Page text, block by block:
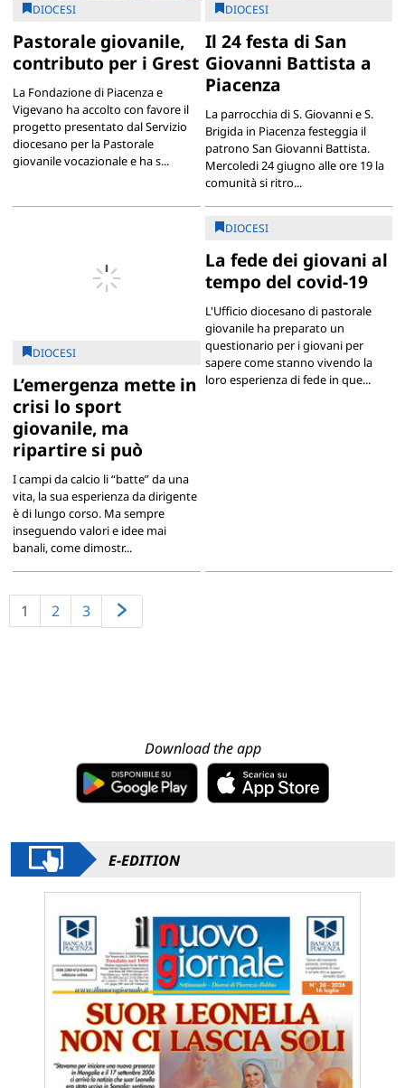
DIOCESI
Pastorale giovanile,
contributo per i Grest
La Fondazione di Piacenza e
Vigevano ha accolto con favore il
progetto presentato dal Servizio
diocesano per la Pastorale
giovanile vocazionale e ha s...
DIOCESI
Il 24 festa di San
Giovanni Battista a
Piacenza
La parrocchia di S. Giovanni e S.
Brigida in Piacenza festeggia il
patrono San Giovanni Battista.
Mercoledi 24 giugno alle ore 19 la
comunità si ritro...
DIOCESI
L’emergenza mette in
crisi lo sport
giovanile, ma
ripartire si può
I campi da calcio li “batte” da una
vita, la sua esperienza da dirigente
è di lungo corso. Ma sempre
inseguendo valori e idee mai
banali, come dimostr...
DIOCESI
La fede dei giovani al
tempo del covid-19
L'Ufficio diocesano di pastorale
giovanile ha preparato un
questionario per i giovani per
sapere come stanno vivendo la
loro esperienza di fede in que...
1 2 3
Download the app
E-EDITION